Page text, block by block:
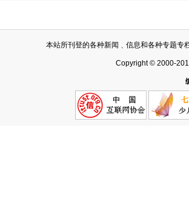
本站所刊登的各种新闻﹑信息和各种专题专
Copyright © 2000-